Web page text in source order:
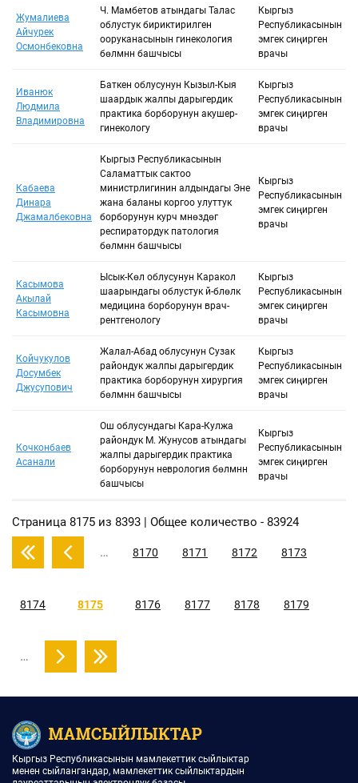
Жумалиева
Айчурек
Осмонбековна
Ч. Мамбетов атындагы Талас
облустук бириктирилген
ооруканасынын гинекология
бөлүмүнүн башчысы
Кыргыз
Республикасынын
эмгек сиңирген
врачы
Иванюк
Людмила
Владимировна
Баткен облусунун Кызыл-Кыя
шаардык жалпы дарыгердик
практика борборунун акушер-
гинекологу
Кыргыз
Республикасынын
эмгек сиңирген
врачы
Кабаева
Динара
Джамалбековна
Кыргыз Республикасынын
Саламаттык сактоо
министрлигинин алдындагы Эне
жана баланы коргоо улуттук
борборунун курч мүнөздөгү
респиратордук патология
бөлүмүнүн башчысы
Кыргыз
Республикасынын
эмгек сиңирген
врачы
Касымова
Акылай
Касымовна
Ысык-Көл облусунун Каракол
шаарындагы облустук үй-бүлөлүк
медицина борборунун врач-
рентгенологу
Кыргыз
Республикасынын
эмгек сиңирген
врачы
Койчукулов
Досумбек
Джусупович
Жалал-Абад облусунун Сузак
райондук жалпы дарыгердик
практика борборунун хирургия
бөлүмүнүн башчысы
Кыргыз
Республикасынын
эмгек сиңирген
врачы
Кочконбаев
Асанали
Ош облусундагы Кара-Кулжа
райондук М. Жунусов атындагы
жалпы дарыгердик практика
борборунун неврология бөлүмүнүн
башчысы
Кыргыз
Республикасынын
эмгек сиңирген
врачы
Страница 8175 из 8393 | Общее количество - 83924
… 8170 8171 8172 8173
8174 8175 8176 8177 8178 8179
…
Кыргыз Республикасынын мамлекеттик сыйлыктар
менен сыйлангандар, мамлекеттик сыйлыктардын